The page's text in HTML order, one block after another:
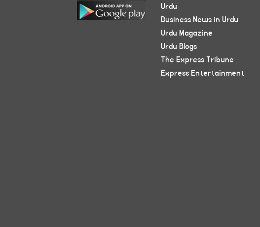
Urdu
Business News in Urdu
Urdu Magazine
Urdu Blogs
The Express Tribune
Express Entertainment